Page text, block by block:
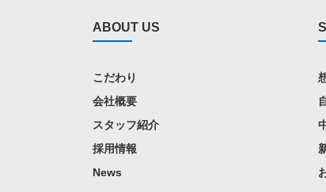
ABOUT US
こだわり
会社概要
スタッフ紹介
採用情報
News